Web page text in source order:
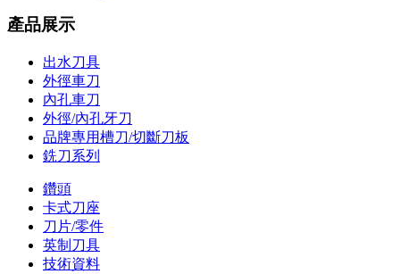
產品展示
出水刀具
外徑車刀
內孔車刀
外徑/內孔牙刀
品牌專用槽刀/切斷刀板
銑刀系列
鑽頭
卡式刀座
刀片/零件
英制刀具
技術資料